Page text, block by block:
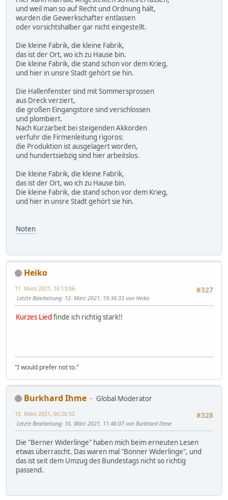
und weil man so auf Recht und Ordnung hält,
wurden die Gewerkschafter entlassen
oder vorsichtshalber gar nicht eingestellt.
Die kleine Fabrik, die kleine Fabrik,
das ist der Ort, wo ich zu Hause bin.
Die kleine Fabrik, die stand schon vor dem Krieg,
und hier in unsre Stadt gehört sie hin.
Die Hallenfenster sind mit Sommersprossen
aus Dreck verziert,
die großen Eingangstore sind verschlossen
und plombiert.
Nach Kurzarbeit bei steigenden Akkorden
verfuhr die Firmenleitung rigoros:
die Produktion ist ausgelagert worden,
und hundertsiebzig sind hier arbeitslos.
Die kleine Fabrik, die kleine Fabrik,
das ist der Ort, wo ich zu Hause bin.
Die kleine Fabrik, die stand schon vor dem Krieg,
und hier in unsre Stadt gehört sie hin.
Noten
Heiko
#327
11. März 2021, 16:13:06
Letzte Bearbeitung: 12. März 2021, 19:36:33 von Heiko
Kurzes Lied finde ich richtig stark!!
"I would prefer not to."
Burkhard Ihme
Global Moderator
#328
15. März 2021, 00:26:52
Letzte Bearbeitung: 16. März 2021, 11:46:07 von Burkhard Ihme
Die "Berner Widerlinge" haben mich beim erneuten Lesen
etwas überrascht. Das waren mal "Bonner Widerlinge", und
das ist seit dem Umzug des Bundestags nicht so richtig
passend.